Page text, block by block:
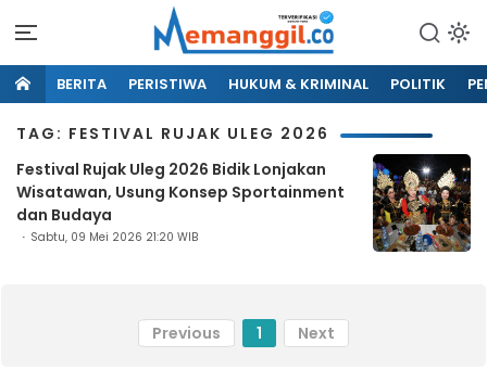
BERITA PERISTIWA HUKUM & KRIMINAL POLITIK
TAG: FESTIVAL RUJAK ULEG 2026
Festival Rujak Uleg 2026 Bidik Lonjakan
Wisatawan, Usung Konsep Sportainment
dan Budaya
Sabtu, 09 Mei 2026 21:20 WIB
Previous 1 Next